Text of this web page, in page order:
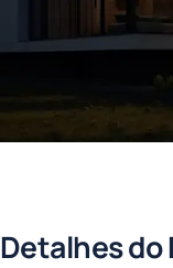
Detalhes do